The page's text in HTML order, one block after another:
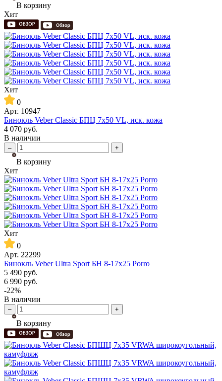
В корзину
Хит
Хит
0
Арт. 10947
Бинокль Veber Classic БПЦ 7x50 VL, иск. кожа
4 070 руб.
В наличии
– +
В корзину
Хит
Хит
0
Арт. 22299
Бинокль Veber Ultra Sport БН 8-17x25 Porro
5 490 руб.
6 990 руб.
-22%
В наличии
– +
В корзину